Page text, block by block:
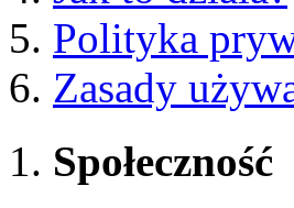
Polityka
Zasady
Społeczność